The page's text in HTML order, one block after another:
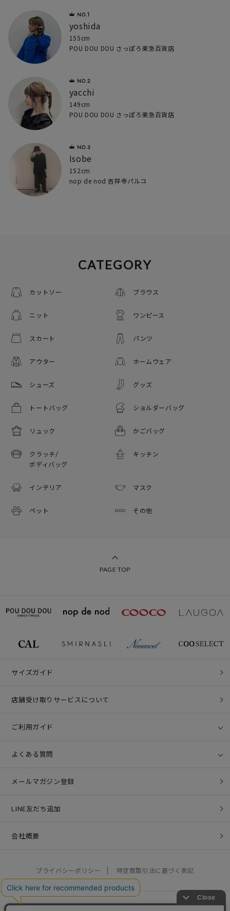
yoshida
155cm
POU DOU DOU さっぽろ東急百貨店
yacchi
149cm
POU DOU DOU さっぽろ東急百貨店
Isobe
152cm
nop de nod 吉祥寺パルコ
CATEGORY
カットソー ブラウス
ニット ワンピース
スカート パンツ
アウター ホームウェア
シューズ グッズ
トートバッグ ショルダーバッグ
リュック かごバッグ
クラッチ/
ボディバッグ
キッチン
インテリア マスク
ペット その他
PAGE TOP
サイズガイド
店舗受け取りサービスについて
ご利用ガイド
よくある質問
メールマガジン登録
LINE友だち追加
会社概要
プライバシーポリシー 特定商取引法に基づく表記